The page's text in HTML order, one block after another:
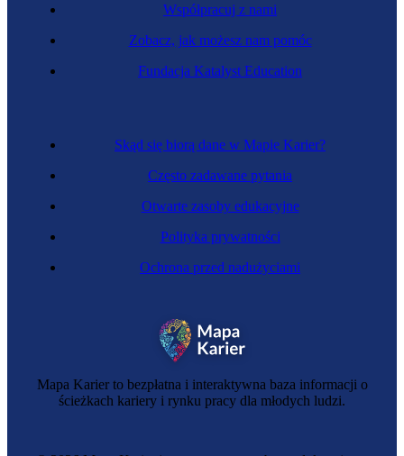
Mapa Karier to bezpłatna i interaktywna baza informacji o
ścieżkach kariery i rynku pracy dla młodych ludzi.
Skąd się biorą dane w Mapie Karier?
Często zadawane pytania
Otwarte zasoby edukacyjne
Polityka prywatności
Ochrona przed nadużyciami
Współpracuj z nami
Zobacz, jak możesz nam pomóc
Fundacja Katalyst Education